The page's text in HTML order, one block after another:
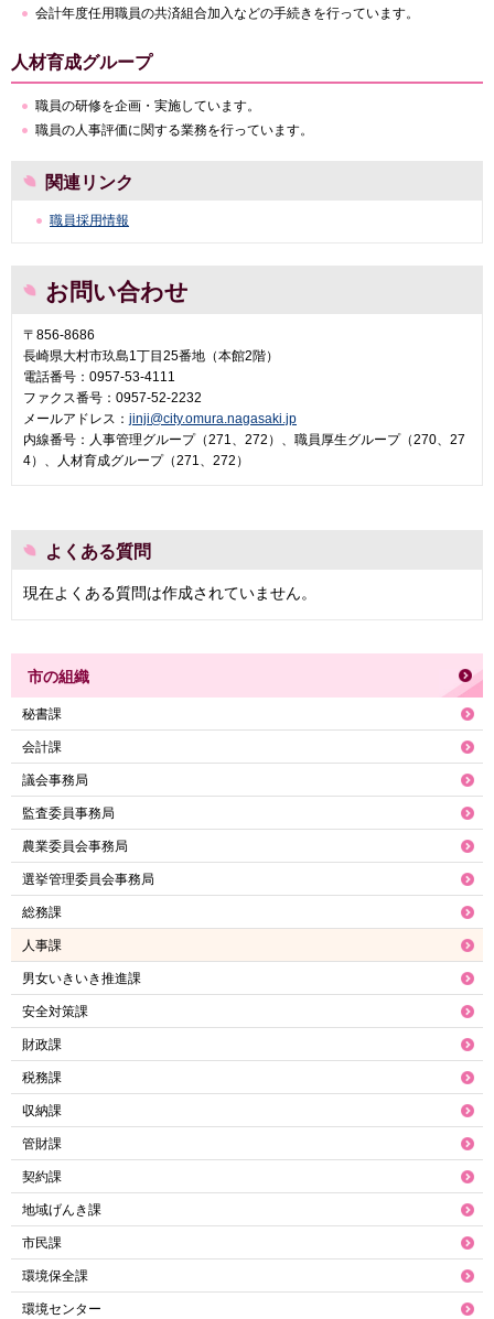
会計年度任用職員の共済組合加入などの手続きを行っています。
人材育成グループ
職員の研修を企画・実施しています。
職員の人事評価に関する業務を行っています。
関連リンク
職員採用情報
お問い合わせ
〒856-8686
長崎県大村市玖島1丁目25番地（本館2階）
電話番号：0957-53-4111
ファクス番号：0957-52-2232
メールアドレス： jinji@city.omura.nagasaki.jp
内線番号：人事管理グループ（271、272）、職員厚生グループ（270、27
4）、人材育成グループ（271、272）
よくある質問
現在よくある質問は作成されていません。
市の組織
秘書課
会計課
議会事務局
監査委員事務局
農業委員会事務局
選挙管理委員会事務局
総務課
人事課
男女いきいき推進課
安全対策課
財政課
税務課
収納課
管財課
契約課
地域げんき課
市民課
環境保全課
環境センター